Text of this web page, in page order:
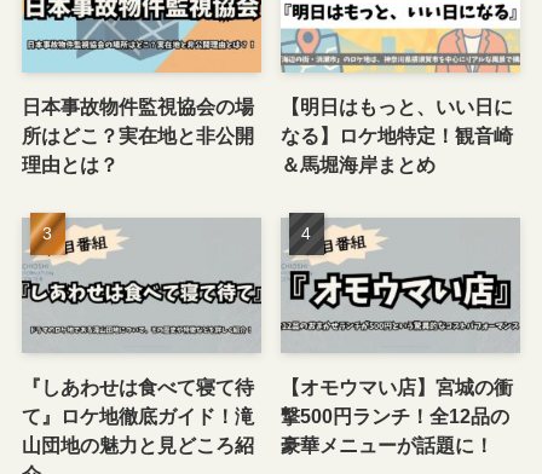
日本事故物件監視協会の場
所はどこ？実在地と非公開
理由とは？
【明日はもっと、いい日に
なる】ロケ地特定！観音崎
＆馬堀海岸まとめ
『しあわせは食べて寝て待
て』ロケ地徹底ガイド！滝
山団地の魅力と見どころ紹
【オモウマい店】宮城の衝
撃500円ランチ！全12品の
豪華メニューが話題に！